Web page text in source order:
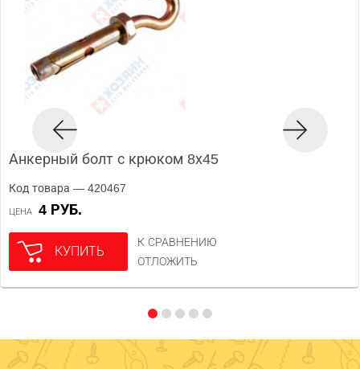
Анкерный болт с крюком 8х45
Код товара — 420467
ЦЕНА 4 РУБ.
КУПИТЬ
К СРАВНЕНИЮ
ОТЛОЖИТЬ